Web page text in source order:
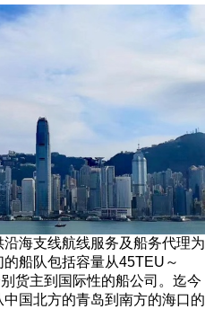
海支线航线服务及船务代理为
船队包括容量从45TEU～
货主到国际性的船公司。迄今
国北方的青岛到南方的海口的